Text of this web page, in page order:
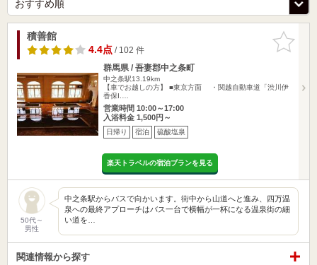
お気に入
りに追加
積善館
4.4点/ 102 件
群馬県 / 吾妻郡中之条町
中之条駅13.19km
【車でお越しの方】 ■東京方面 ・関越自動車道「渋川伊
香保I.…
営業時間 10:00～17:00
入浴料金 1,500円～
日帰り 宿泊 硫酸塩泉
楽天トラベルの宿泊プランを見る
50代～
男性
中之条駅からバスで向かいます。街中から山道へと進み、四万温
泉への最終アプローチはバス一台で横幅が一杯になる温泉街の細
い道を…
関連情報から探す